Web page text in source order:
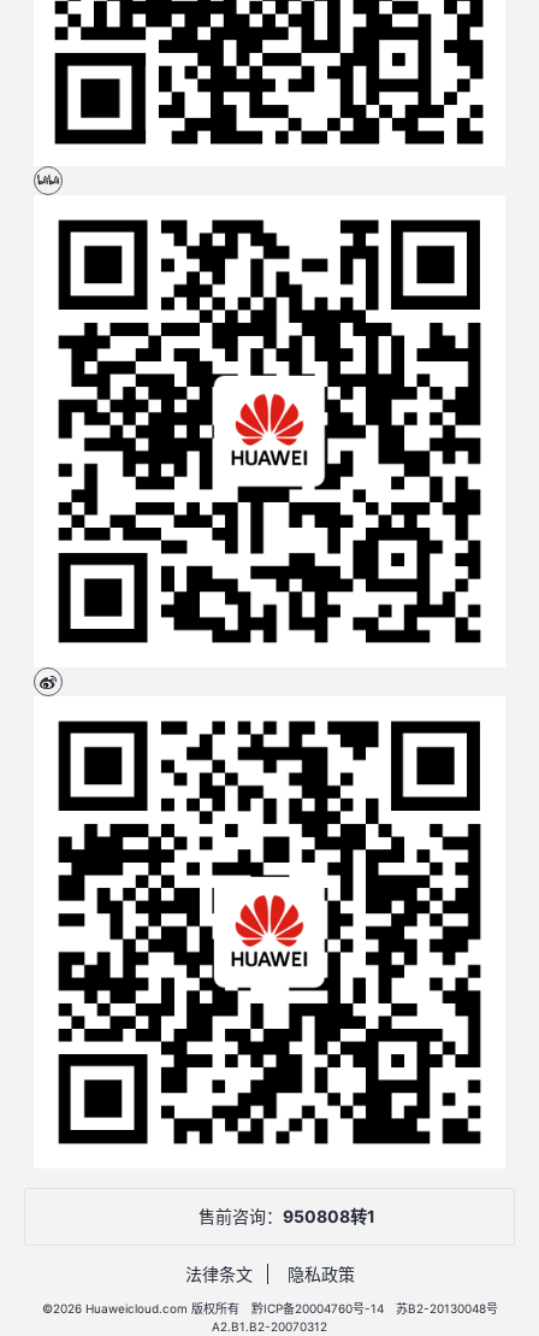
售前咨询： 950808转1
法律条文 隐私政策
©2026 Huaweicloud.com 版权所有 黔ICP备20004760号-14
苏B2-20130048号
A2.B1.B2-20070312